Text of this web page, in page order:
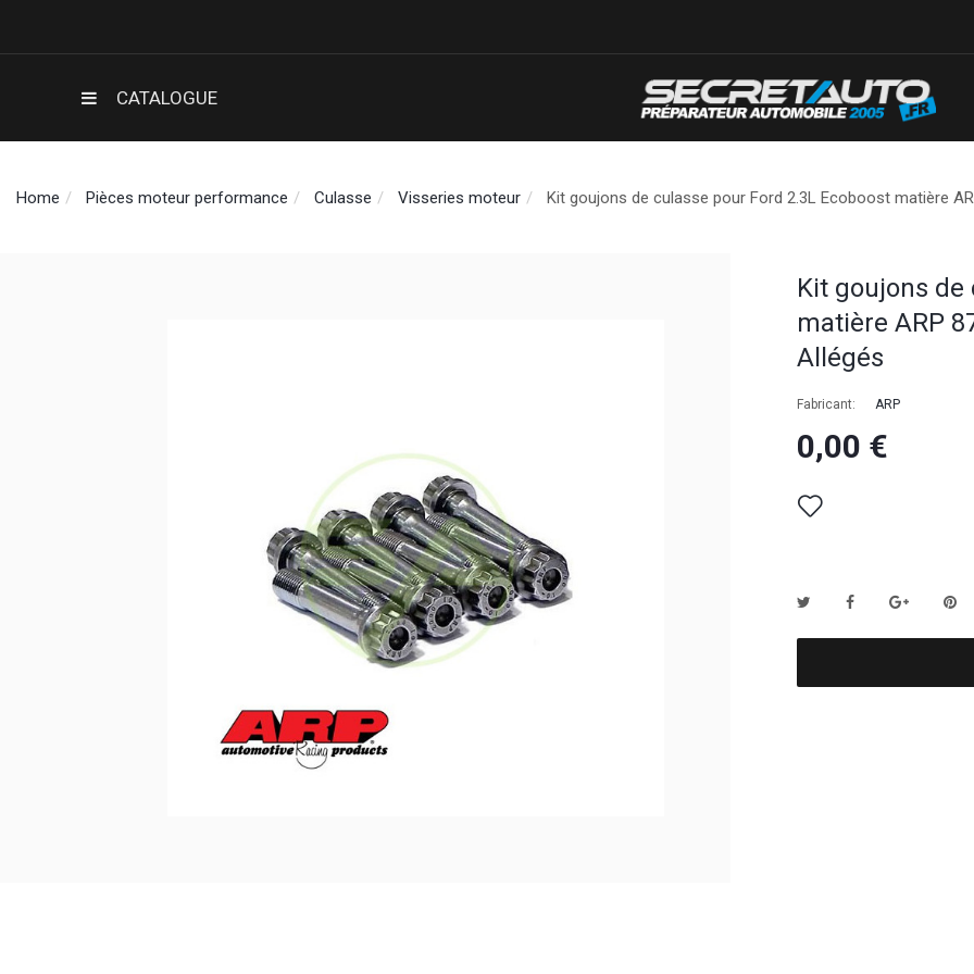
CATALOGUE
Home Pièces moteur performance Culasse Visseries moteur Kit goujons de culasse pour Ford 2.3L Ecoboost matière
Kit goujons de
matière ARP
Allégés
Fabricant: ARP
0,00 €